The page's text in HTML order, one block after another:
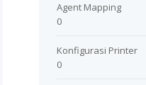
Agent Mapping
0
Konfigurasi Printer
0